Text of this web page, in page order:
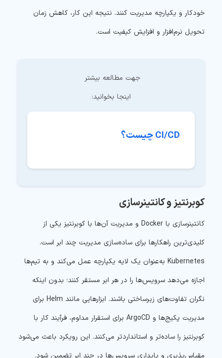
خودکار و یکپارچه مدیریت کنند. نتیجه این کار، کاهش زمان
تحویل نرم‌افزار و افزایش کیفیت است.
اینجا بخوانید:
CI/CD چیست؟
کوبرنتیز و کانتینرسازی
کانتینرسازی با Docker و مدیریت آن‌ها با کوبرنتیز یکی از
کلیدی‌ترین راهکارها برای ساده‌سازی مدیریت چند ابر است.
Kubernetes به‌عنوان یک لایه یکپارچه عمل می‌کند و به تیم‌ها
اجازه می‌دهد سرویس‌ها را در هر ابر مستقر کنند؛ بدون اینکه
نگران تفاوت‌های زیرساختی باشند. ابزارهایی مانند Helm برای
مدیریت پکیج‌ها و ArgoCD برای استقرار مداوم، فرآیند کار با
کوبرنتیز را ساده‌تر و استانداردتر می‌کنند. این رویکرد باعث می‌شود
مقیاس‌پذیری و پایداری سرویس‌ها در چند ابر تضمین شود.